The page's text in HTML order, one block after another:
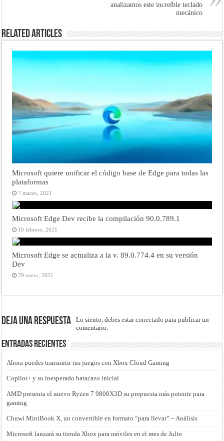
analizamos este increíble teclado
mecánico
Related Articles
Microsoft quiere unificar el código base de Edge para todas las
plataformas
7 marzo, 2021
Microsoft Edge Dev recibe la compilación 90.0.789.1
10 febrero, 2021
Microsoft Edge se actualiza a la v. 89.0.774.4 en su versión
Dev
29 enero, 2021
Deja una respuesta Lo siento, debes estarconectado para publicar un
comentario.
Entradas recientes
Ahora puedes transmitir tus juegos con Xbox Cloud Gaming
Copilot+ y su inesperado batacazo inicial
AMD presenta el nuevo Ryzen 7 9800X3D su propuesta más potente para
gaming
Chuwi MiniBook X, un convertible en formato “para llevar” – Análisis
Microsoft lanzará su tienda Xbox para móviles en el mes de Julio